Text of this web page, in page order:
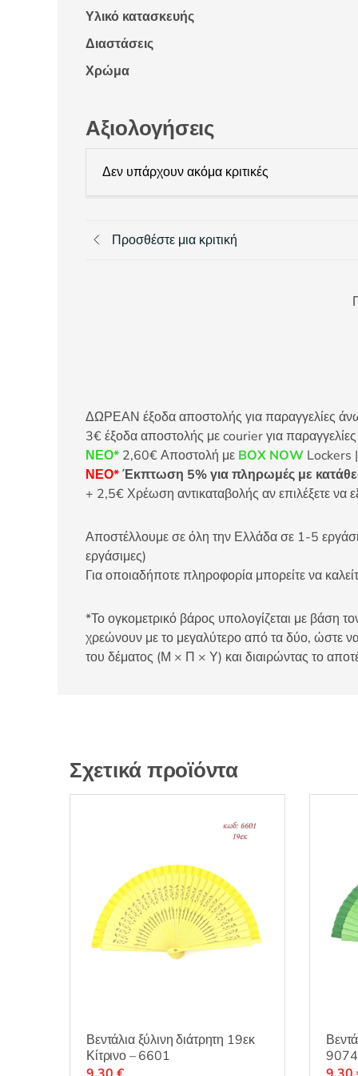
Υλικό κατασκευής
Διαστάσεις
Χρώμα
Αξιολογήσεις
Δεν υπάρχουν ακόμα κριτικές
Προσθέστε μια κριτική
ΔΩΡΕΑΝ έξοδα αποστολής για παραγγελίες
3€ έξοδα αποστολής με courier για
ΝΕΟ* 2,60€ Αποστολή με BOX NOW Lockers
ΝΕΟ*Έκπτωση 5% για πληρωμές με
+ 2,5€ Χρέωση αντικαταβολής αν επιλέξετε να
Αποστέλλουμε σε όλη την Ελλάδα σε 1-5
εργάσιμες)
Για οποιαδήποτε πληροφορία μπορείτε να
*Το ογκομετρικό βάρος υπολογίζεται με βάση
χρεώνουν με το μεγαλύτερο από τα δύο, ώστε να
του δέματος (Μ × Π × Υ) και διαιρώντας το
Σχετικά προϊόντα
Βεντάλια ξύλινη διάτρητη 19εκ
Κίτρινο – 6601
9074